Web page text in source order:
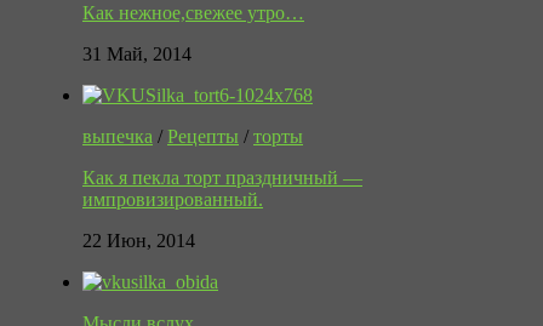
Как нежное,свежее утро…
31 Май, 2014
выпечка /Рецепты /торты
Как я пекла торт праздничный —
импровизированный.
22 Июн, 2014